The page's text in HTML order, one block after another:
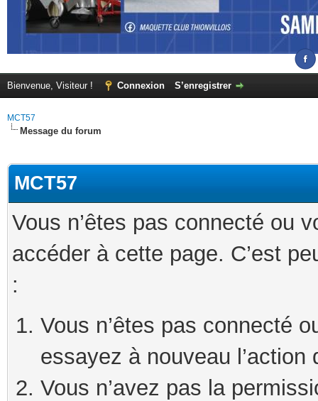
Bienvenue, Visiteur ! Connexion S’enregistrer
MCT57
Message du forum
MCT57
Vous n’êtes pas connecté ou
accéder à cette page. C’est
:
Vous n’êtes pas connecté
essayez à nouveau
Vous n’avez pas la